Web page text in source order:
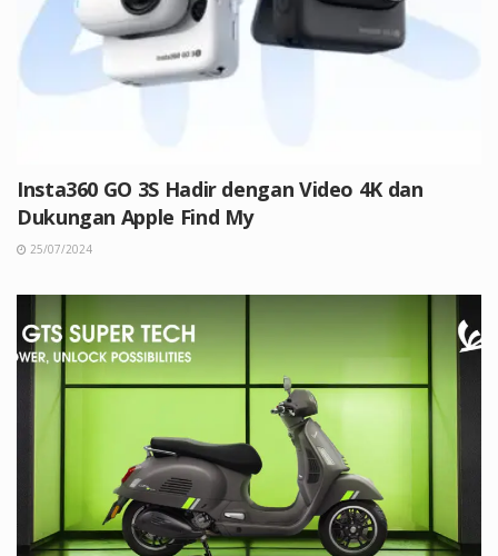
Insta360 GO 3S Hadir dengan Video 4K dan
Dukungan Apple Find My
25/07/2024